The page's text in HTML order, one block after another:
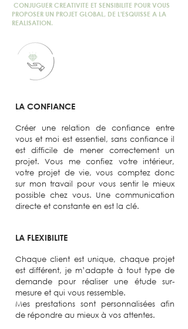
CONJUGUER CREATIVITE ET SENSIBILITE POUR VOUS
PROPOSER UN PROJET GLOBAL, DE L'ESQUISSE A LA
REALISATION.
LA CONFIANCE
Créer une relation de confiance entre
vous et moi est essentiel, sans confiance il
est difficile de mener correctement un
projet. Vous me confiez votre intérieur,
votre projet de vie, vous comptez donc
sur mon travail pour vous sentir le mieux
possible chez vous. Une communication
directe et constante en est la clé.
LA FLEXIBILITE
Chaque client est unique, chaque projet
est différent, je m’adapte à tout type de
demande pour réaliser une étude sur-
mesure et qui vous ressemble.
Mes prestations sont personnalisées afin
de répondre au mieux à vos attentes.